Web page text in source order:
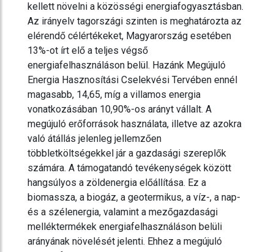
kellett növelni a közösségi energiafogyasztásban.
Az irányelv tagországi szinten is meghatározta az
elérendő célértékeket, Magyarország esetében
13%-ot írt elő a teljes végső
energiafelhasználáson belül. Hazánk Megújuló
Energia Hasznosítási Cselekvési Tervében ennél
magasabb, 14,65, míg a villamos energia
vonatkozásában 10,90%-os arányt vállalt. A
megújuló erőforrások használata, illetve az azokra
való átállás jelenleg jellemzően
többletköltségekkel jár a gazdasági szereplők
számára. A támogatandó tevékenységek között
hangsúlyos a zöldenergia előállítása. Ez a
biomassza, a biogáz, a geotermikus, a víz-, a nap-
és a szélenergia, valamint a mezőgazdasági
melléktermékek energiafelhasználáson belüli
arányának növelését jelenti. Ehhez a megújuló